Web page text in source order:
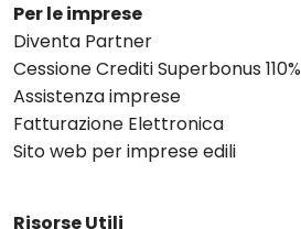
Per le imprese
Diventa Partner
Cessione Crediti Superbonus 110%
Assistenza imprese
Fatturazione Elettronica
Sito web per imprese edili
Risorse Utili